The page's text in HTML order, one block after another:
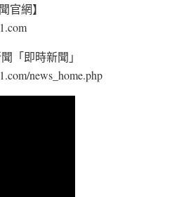
官網】
「即時新聞」
news_home.php⁠